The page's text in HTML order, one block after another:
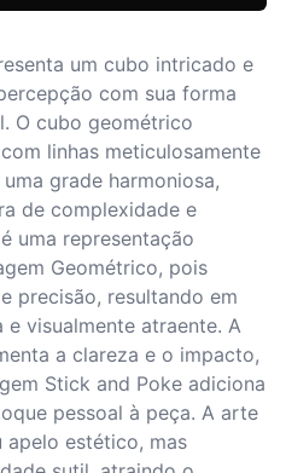
um cubo intricado e
com sua forma
O cubo geométrico
linhas meticulosamente
grade harmoniosa,
de complexidade e
uma representação
Geométrico, pois
precisão, resultando em
visualmente atraente. A
a clareza e o impacto,
Stick and Poke adiciona
pessoal à peça. A arte
apelo estético, mas